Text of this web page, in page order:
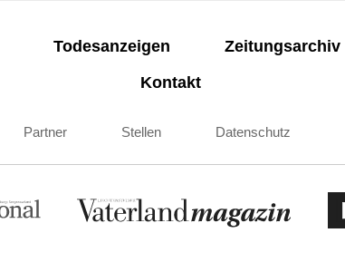
Todesanzeigen Zeitungsarchiv
Kontakt
Partner Stellen Datenschutz